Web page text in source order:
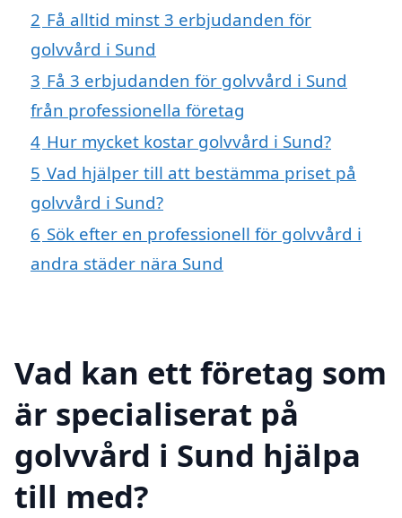
2 Få alltid minst 3 erbjudanden för
golvvård i Sund
3 Få 3 erbjudanden för golvvård i Sund
från professionella företag
4 Hur mycket kostar golvvård i Sund?
5 Vad hjälper till att bestämma priset på
golvvård i Sund?
6 Sök efter en professionell för golvvård i
andra städer nära Sund
Vad kan ett företag som
är specialiserat på
golvvård i Sund hjälpa
till med?